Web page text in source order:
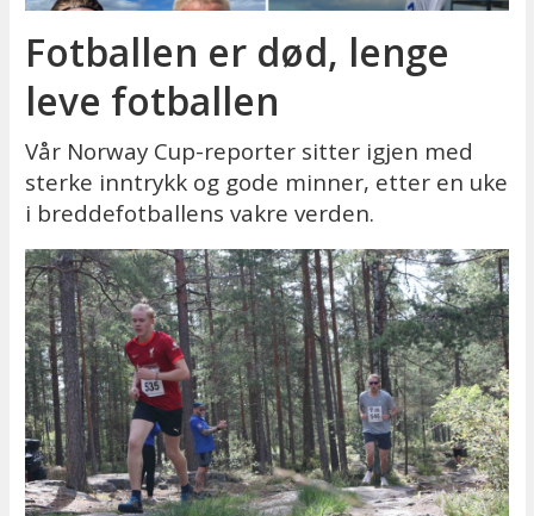
Fotballen er død, lenge
leve fotballen
Vår Norway Cup-reporter sitter igjen med
sterke inntrykk og gode minner, etter en uke
i breddefotballens vakre verden.